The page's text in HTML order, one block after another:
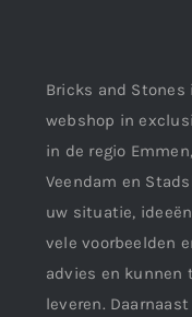
Bricks and
webshop in
in de regio
Veendam en
uw situatie,
vele voorbeelden
advies en kunnen
leveren.